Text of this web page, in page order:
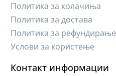
Политика за колачиња
Политика за достава
Политика за рефундирање
Услови за користење
Контакт информации